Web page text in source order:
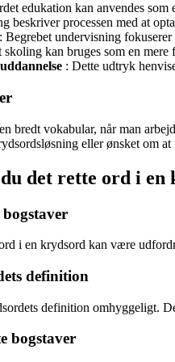
edukation kan anvendes
beskriver processen med at
: Begrebet undervisning
skoling kan bruges som en
: Dette udtryk
bredt vokabular, når man
eller ønsket om at
det rette ord i en
i en krydsord kan være
definition
definition omhyggeligt.
bogstaver